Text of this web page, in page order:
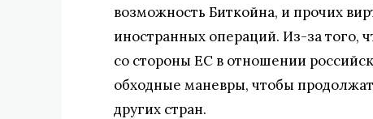
возможность Биткойна, и прочих
иностранных операций. Из-за того,
со стороны ЕС в отношении
обходные маневры, чтобы
других стран.